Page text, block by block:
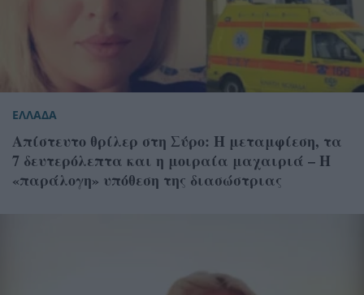
ΕΛΛΑΔΑ
Απίστευτο θρίλερ στη Σύρο: Η μεταμφίεση, τα
7 δευτερόλεπτα και η μοιραία μαχαιριά – Η
«παράλογη» υπόθεση της διασώστριας